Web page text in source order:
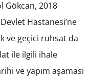
Gökcan, 2018
Hastanesi’ne
ve geçici ruhsat da
ile ilgili ihale
ve yapım aşaması